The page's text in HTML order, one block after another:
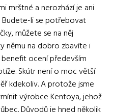
mrštné a nerozhází je ani
Budete-li se potřebovat
můžete se na něj
němu na dobro zbavíte i
ocení především
Skútr není o moc větší
kdekoliv. A protože jsme
výrobce Kentoya, jehož